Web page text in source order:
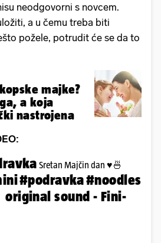
neodgovorni s novcem.
a u čemu treba biti
požele, potrudit će se da to
majke?
a koja
nastrojena
Sretan Majčin dan ♥️🍜
#podravka#noodles
sound - Fini-